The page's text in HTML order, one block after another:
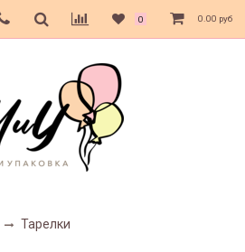
0 0.00 руб
Тарелки